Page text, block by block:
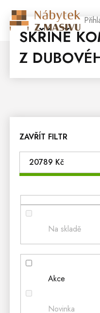
obsah SKŘÍNĚ
Z
ZAVŘÍT FILTR
20789 Kč
Na skladě
Akce
Novinka